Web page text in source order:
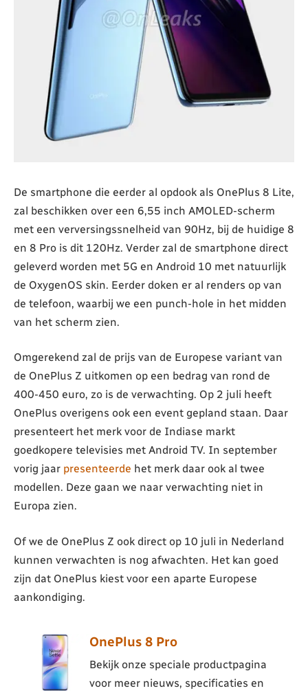
De smartphone die eerder al opdook als OnePlus 8 Lite,
zal beschikken over een 6,55 inch AMOLED-scherm
met een verversingssnelheid van 90Hz, bij de huidige 8
en 8 Pro is dit 120Hz. Verder zal de smartphone direct
geleverd worden met 5G en Android 10 met natuurlijk
de OxygenOS skin. Eerder doken er al renders op van
de telefoon, waarbij we een punch-hole in het midden
van het scherm zien.
Omgerekend zal de prijs van de Europese variant van
de OnePlus Z uitkomen op een bedrag van rond de
400-450 euro, zo is de verwachting. Op 2 juli heeft
OnePlus overigens ook een event gepland staan. Daar
presenteert het merk voor de Indiase markt
goedkopere televisies met Android TV. In september
vorig jaar presenteerde het merk daar ook al twee
modellen. Deze gaan we naar verwachting niet in
Europa zien.
Of we de OnePlus Z ook direct op 10 juli in Nederland
kunnen verwachten is nog afwachten. Het kan goed
zijn dat OnePlus kiest voor een aparte Europese
aankondiging.
OnePlus 8 Pro
Bekijk onze speciale productpagina
voor meer nieuws, specificaties en